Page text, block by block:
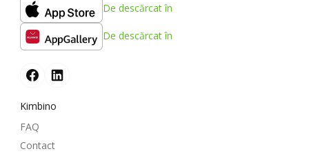
De descărcat în
De descărcat în
Kimbino
FAQ
Contact